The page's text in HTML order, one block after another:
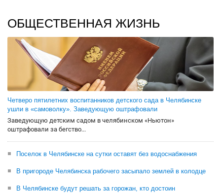
ОБЩЕСТВЕННАЯ ЖИЗНЬ
Четверо пятилетних воспитанников детского сада в Челябинске
ушли в «самоволку». Заведующую оштрафовали
Заведующую детским садом в челябинском «Ньютон»
оштрафовали за бегство...
Поселок в Челябинске на сутки оставят без водоснабжения
В пригороде Челябинска рабочего засыпало землей в колодце
В Челябинске будут решать за горожан, кто достоин